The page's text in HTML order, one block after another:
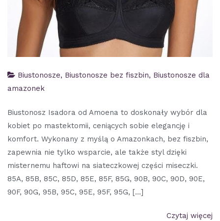
Biustonosze, Biustonosze bez fiszbin, Biustonosze dla
amazonek
Biustonosz Isadora od Amoena to doskonały wybór dla
kobiet po mastektomii, ceniących sobie elegancję i
komfort. Wykonany z myślą o Amazonkach, bez fiszbin,
zapewnia nie tylko wsparcie, ale także styl dzięki
misternemu haftowi na siateczkowej części miseczki.
85A, 85B, 85C, 85D, 85E, 85F, 85G, 90B, 90C, 90D, 90E,
90F, 90G, 95B, 95C, 95E, 95F, 95G, […]
Czytaj więcej